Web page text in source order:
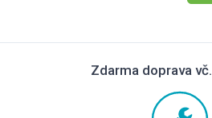
Zdarma doprava